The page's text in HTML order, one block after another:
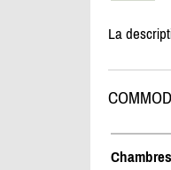
La
Chambres